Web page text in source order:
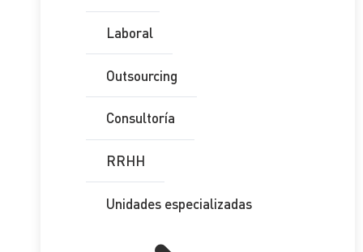
Laboral
Outsourcing
Consultoría
RRHH
Unidades especializadas